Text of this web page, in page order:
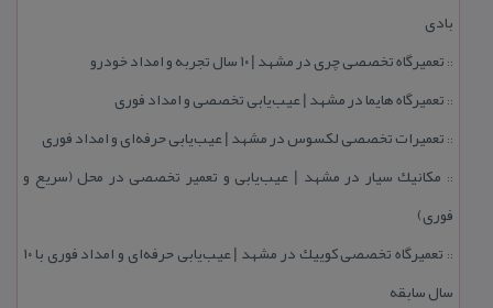
بادی
:: تعمیرگاه تخصصی چری در مشهد | ۱۰ سال تجربه و امداد خودرو
:: تعمیرگاه هایما در مشهد | عیب‌یابی تخصصی و امداد فوری
:: تعمیرات تخصصی لكسوس در مشهد | عیب‌یابی حرفه‌ای و امداد فوری
:: مكانیك سیار در مشهد | عیب‌یابی و تعمیر تخصصی در محل (سریع و
فوری)
::
تعمیرگاه تخصصی كوییك در مشهد | عیب‌یابی حرفه‌ای و امداد فوری با ۱۰
سال سابقه